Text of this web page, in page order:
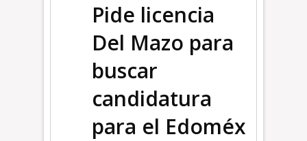
Pide licencia
Del Mazo para
buscar
candidatura
para el Edoméx